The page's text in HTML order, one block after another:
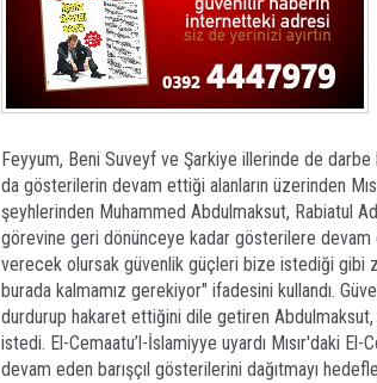
Feyyum, Beni Suveyf ve Şarkiye illerinde de
da gösterilerin devam ettiği alanların üzerinden
şeyhlerinden Muhammed Abdulmaksut, Rabiatul
görevine geri dönünceye kadar gösterilere
verecek olursak güvenlik güçleri bize istediği gibi
burada kalmamız gerekiyor" ifadesini kullandı.
durdurup hakaret ettiğini dile getiren
istedi. El-Cemaatu’l-İslamiyye uyardı Mısır'daki
devam eden barışçıl gösterilerini dağıtmayı